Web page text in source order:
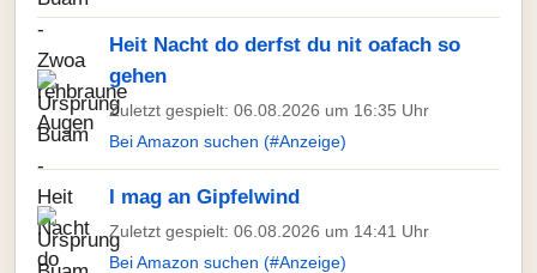
Heit Nacht do derfst du nit oafach so
gehen
Zuletzt gespielt: 06.08.2026 um 16:35 Uhr
Bei Amazon suchen (#Anzeige)
I mag an Gipfelwind
Zuletzt gespielt: 06.08.2026 um 14:41 Uhr
Bei Amazon suchen (#Anzeige)